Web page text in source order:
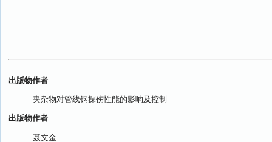
出版物作者
夹杂物对管线钢探伤性能的影响及控制
出版物作者
聂文金